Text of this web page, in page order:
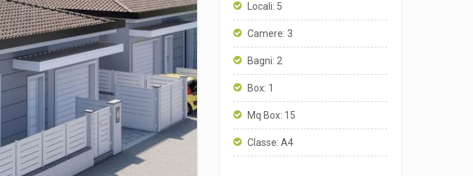
Locali: 5
Camere: 3
Bagni: 2
Box: 1
Mq Box: 15
Classe: A4